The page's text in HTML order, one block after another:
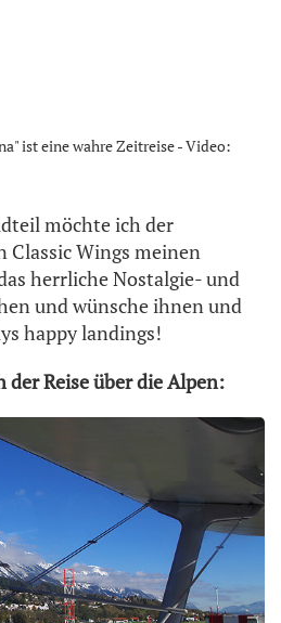
ist eine wahre Zeitreise - Video:
möchte ich der
Classic Wings meinen
herrliche Nostalgie- und
und wünsche ihnen und
happy landings!
Reise über die Alpen: